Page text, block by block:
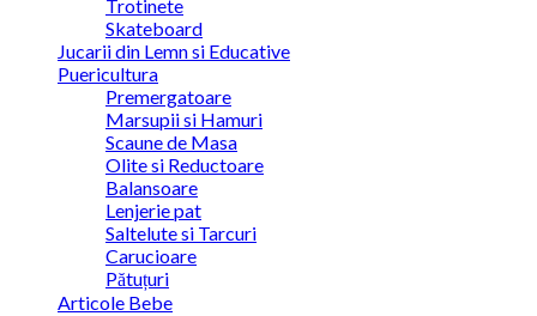
Trotinete
Skateboard
Jucarii din Lemn si Educative
Puericultura
Premergatoare
Marsupii si Hamuri
Scaune de Masa
Olite si Reductoare
Balansoare
Lenjerie pat
Saltelute si Tarcuri
Carucioare
Pătuțuri
Articole Bebe